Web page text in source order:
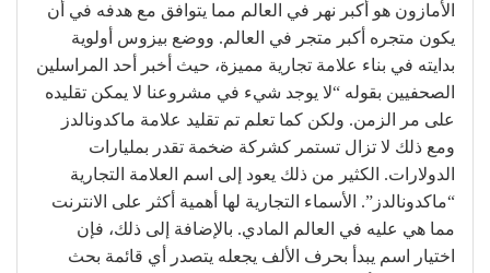
الأمازون هو أكبر نهر في العالم مما يتوافق مع هدفه في أن
يكون متجره أكبر متجر في العالم. ووضع بيزوس أولوية
بدايته في بناء علامة تجارية مميزة، حيث أخبر أحد المراسلين
الصحفيين بقوله “لا يوجد شيء في مشروعنا لا يمكن تقليده
على مر الزمن. ولكن كما تعلم تم تقليد علامة ماكدونالدز
ومع ذلك لا تزال تستمر كشركة ضخمة تقدر بمليارات
الدولارات. الكثير من ذلك يعود إلى اسم العلامة التجارية
“ماكدونالدز”. الأسماء التجارية لها أهمية أكثر على الانترنت
مما هي عليه في العالم المادي. بالإضافة إلى ذلك، فإن
اختيار اسم يبدأ بحرف الألف يجعله يتصدر أي قائمة بحث